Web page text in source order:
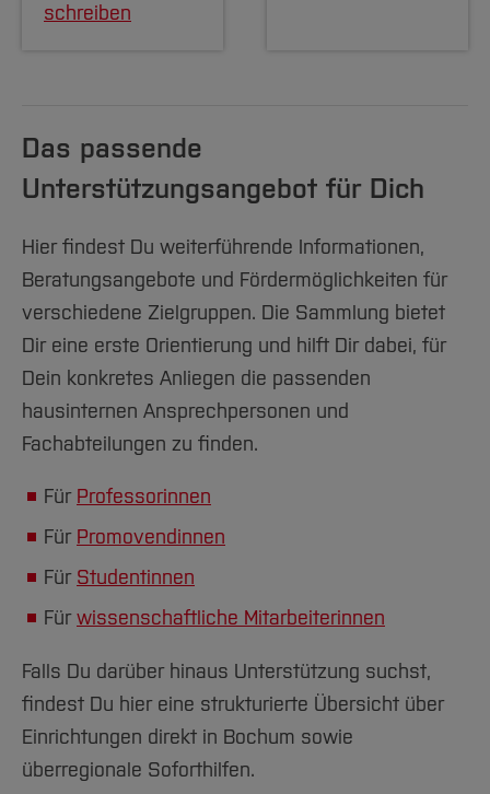
schreiben
Das passende
Unterstützungsangebot für Dich
Hier findest Du weiterführende Informationen,
Beratungsangebote und Fördermöglichkeiten für
verschiedene Zielgruppen. Die Sammlung bietet
Dir eine erste Orientierung und hilft Dir dabei, für
Dein konkretes Anliegen die passenden
hausinternen Ansprechpersonen und
Fachabteilungen zu finden.
Für Professorinnen
Für Promovendinnen
Für Studentinnen
Fürwissenschaftliche Mitarbeiterinnen
Falls Du darüber hinaus Unterstützung suchst,
findest Du hier eine strukturierte Übersicht über
Einrichtungen direkt in Bochum sowie
überregionale Soforthilfen.